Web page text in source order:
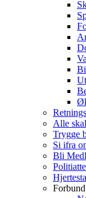
Alle
Trygge
Si ifra
Bli